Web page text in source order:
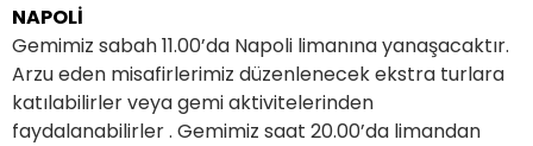
NAPOLİ
Gemimiz sabah 11.00’da Napoli limanına yanaşacaktır.
Arzu eden misafirlerimiz düzenlenecek ekstra turlara
katılabilirler veya gemi aktivitelerinden
faydalanabilirler . Gemimiz saat 20.00’da limandan